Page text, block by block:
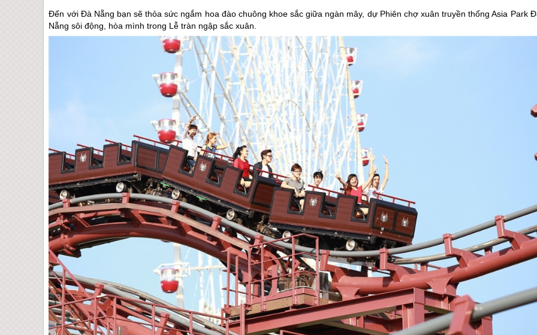
Đến với Đà Nẵng bạn sẽ thỏa sức ngắm hoa đào chuông khoe sắc giữa ngàn mây, dự Phiên chợ xuân truyền thống Asia Park
Nẵng sôi động, hòa mình trong Lễ tràn ngập sắc xuân.